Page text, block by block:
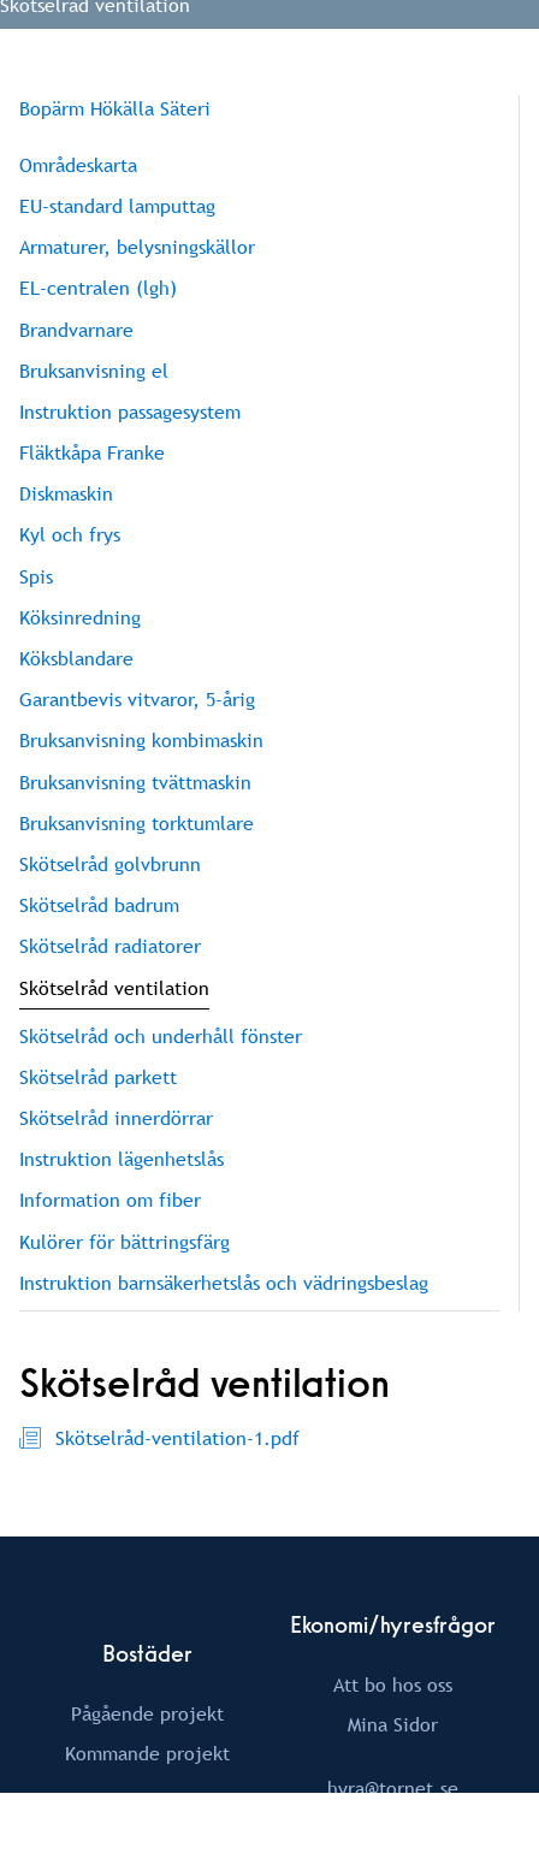
Skötselråd ventilation
Bopärm Hökälla Säteri
Områdeskarta
EU-standard lamputtag
Armaturer, belysningskällor
EL-centralen (lgh)
Brandvarnare
Bruksanvisning el
Instruktion passagesystem
Fläktkåpa Franke
Diskmaskin
Kyl och frys
Spis
Köksinredning
Köksblandare
Garantbevis vitvaror, 5-årig
Bruksanvisning kombimaskin
Bruksanvisning tvättmaskin
Bruksanvisning torktumlare
Skötselråd golvbrunn
Skötselråd badrum
Skötselråd radiatorer
Skötselråd ventilation
Skötselråd och underhåll fönster
Skötselråd parkett
Skötselråd innerdörrar
Instruktion lägenhetslås
Information om fiber
Kulörer för bättringsfärg
Instruktion barnsäkerhetslås och vädringsbeslag
Skötselråd ventilation
Skötselråd-ventilation-1.pdf
Bostäder
Pågående projekt
Kommande projekt
Ekonomi/hyresfrågor
Att bo hos oss
Mina Sidor
hyra@tornet.se